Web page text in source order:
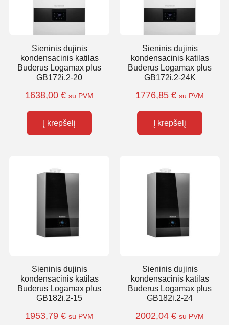
Sieninis dujinis
kondensacinis katilas
Buderus Logamax plus
GB172i.2-20
1638,00 € su PVM
Į krepšelį
Sieninis dujinis
kondensacinis katilas
Buderus Logamax plus
GB172i.2-24K
1776,85 € su PVM
Į krepšelį
Sieninis dujinis
kondensacinis katilas
Buderus Logamax plus
GB182i.2-15
1953,79 € su PVM
Sieninis dujinis
kondensacinis katilas
Buderus Logamax plus
GB182i.2-24
2002,04 € su PVM